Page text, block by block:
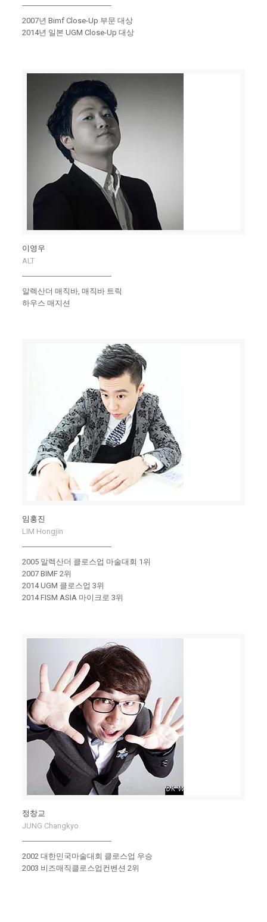
2007년 Bimf Close-Up 부문 대상
2014년 일본 UGM Close-Up 대상
이영우
ALT
알렉산더 매직바, 매직바 트릭
하우스 매지션
임홍진
LIM Hongjin
2005 알렉산더 클로스업 마술대회 1위
2007 BIMF 2위
2014 UGM 클로스업 3위
2014 FISM ASIA 마이크로 3위
정창교
JUNG Changkyo
2002 대한민국마술대회 클로스업 우승
2003 비즈매직클로스업컨벤션 2위